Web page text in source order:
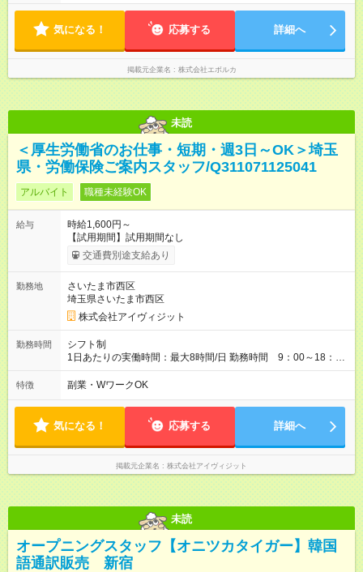
気になる！ 応募する 詳細へ
掲載元企業名 株式会社エボルカ
未読
＜厚生労働省のお仕事・短期・週3日～OK＞埼玉
県・労働保険ご案内スタッフ/Q311071125041
アルバイト 職種未経験OK
給与
時給1,600円～
【試用期間】試用期間なし
交通費別途支給あり
勤務地
さいたま市西区
埼玉県さいたま市西区
株式会社アイヴィジット
勤務時間
シフト制
1日あたりの実働時間：最大8時間/日 勤務時間 9：00～18：
00(実働8h、休憩1h) 土日祝含む週3日～OK、シフト制 ※もちろ
ん週5日勤務もOK♪ 勤務期間：2026年8月12日～9月9日※リスト
特徴 副業・WワークOK
気になる！ 応募する 詳細へ
掲載元企業名 株式会社アイヴィジット
未読
オープニングスタッフ【オニツカタイガー】韓国
語通訳販売 新宿